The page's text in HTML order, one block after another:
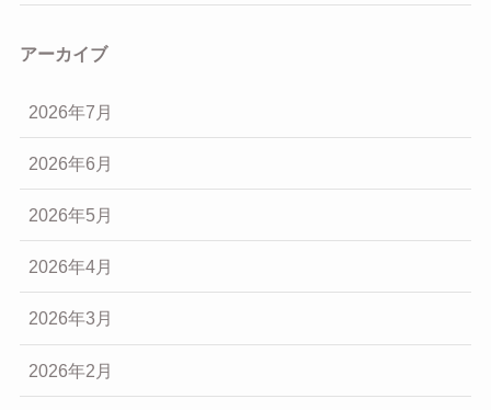
アーカイブ
2026年7月
2026年6月
2026年5月
2026年4月
2026年3月
2026年2月